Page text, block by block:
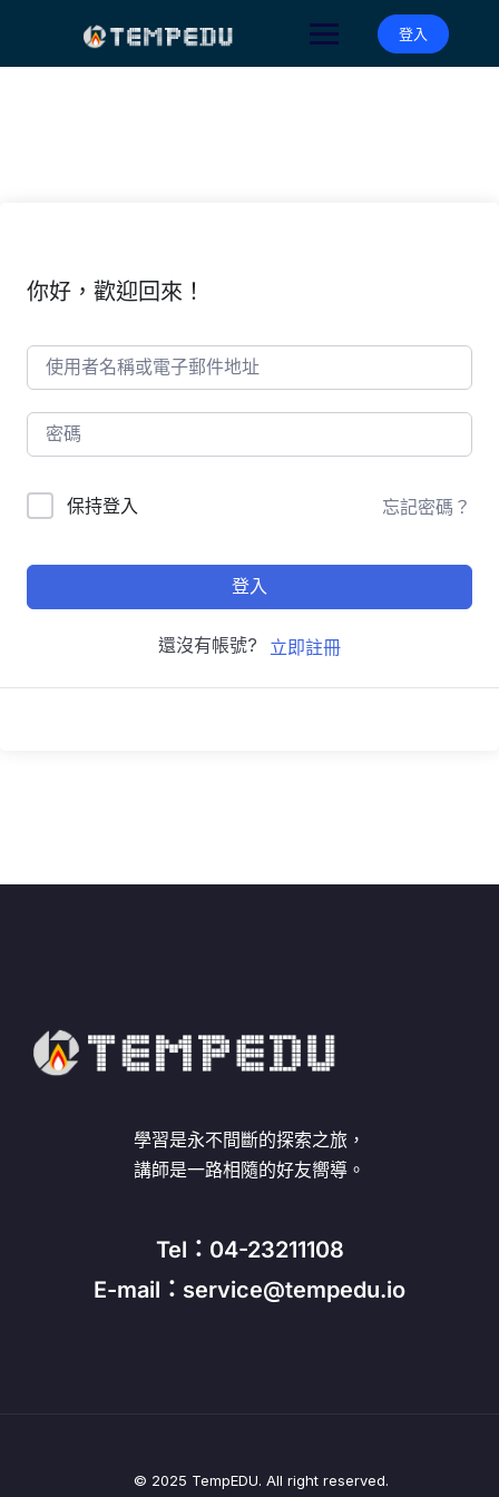
登入
你好，歡迎回來！
保持登入 忘記密碼？
登入
還沒有帳號? 立即註冊
學習是永不間斷的探索之旅，
講師是一路相隨的好友嚮導。
Tel：04-23211108
E-mail：service@tempedu.io
© 2025 TempEDU. All right reserved.